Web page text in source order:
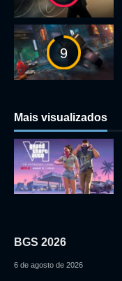
9
Mais visualizados
BGS 2026
6 de agosto de 2026